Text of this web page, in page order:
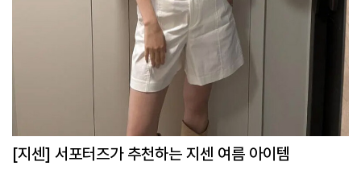
[지센] 서포터즈가 추천하는 지센 여름 아이템